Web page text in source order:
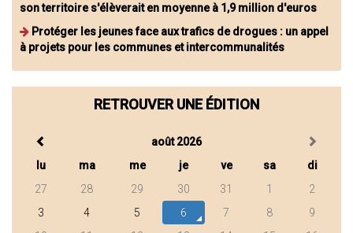
son territoire s'élèverait en moyenne à 1,9 million d'euros
Protéger les jeunes face aux trafics de drogues : un appel
à projets pour les communes et intercommunalités
RETROUVER UNE ÉDITION
août 2026
lu
ma me je ve sa
di
27
28 29 30 31 1
2
3
4 5 6 7 8
9